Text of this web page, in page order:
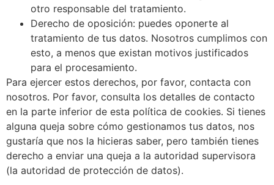
otro responsable del tratamiento.
Derecho de oposición: puedes oponerte al
tratamiento de tus datos. Nosotros cumplimos con
esto, a menos que existan motivos justificados
para el procesamiento.
Para ejercer estos derechos, por favor, contacta con
nosotros. Por favor, consulta los detalles de contacto
en la parte inferior de esta política de cookies. Si tienes
alguna queja sobre cómo gestionamos tus datos, nos
gustaría que nos la hicieras saber, pero también tienes
derecho a enviar una queja a la autoridad supervisora
(la autoridad de protección de datos).